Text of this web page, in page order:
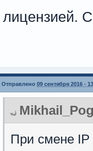
лицензией.
Отправлено 09 сентября 2016 -
При смене IP